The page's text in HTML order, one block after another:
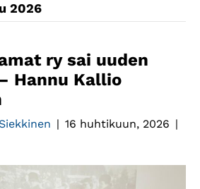
2026
ry sai uuden
Hannu Kallio
| 16 huhtikuun, 2026 |